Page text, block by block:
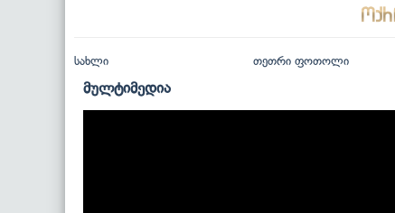
სახლი თეთრი ფოთოლი
მულტიმედია